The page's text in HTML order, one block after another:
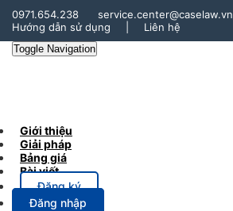
0971.654.238
service.center@caselaw.vn
Hướng dẫn sử dụng
Liên hệ
Toggle Navigation
Giới thiệu
Giải pháp
Bảng giá
Bài viết
Đăng ký
Đăng nhập